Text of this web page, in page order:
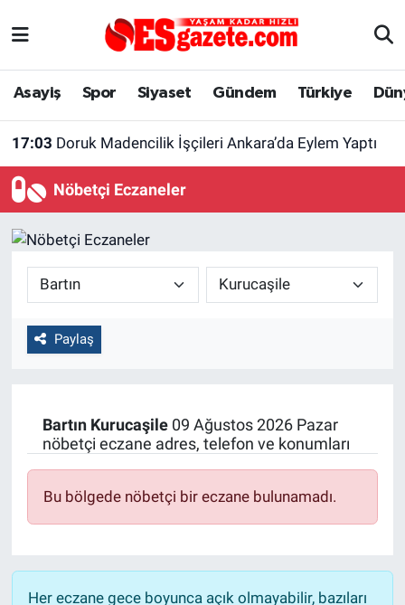
Asayiş Spor Siyaset Gündem Türkiye
17:03 Doruk Madencilik İşçileri Ankara’da Eylem Yaptı
Nöbetçi Eczaneler
Paylaş
Bartın Kurucaşile09 Ağustos 2026 Pazar
nöbetçi eczane adres, telefon ve konumları
Bu bölgede nöbetçi bir eczane bulunamadı.
Her eczane gece boyunca açık olmayabilir, bazıları
Asayiş
Türkiye
Dünya
Sağlık
Yaşam
Eskişehir Arşivi
Röportaj
Ekonomi
Politika
Kütahya
Gezi
Eskişehir Nöbetçi Eczaneler
Tüm Manşetler
Son Dakika Haberleri
Haber Arşivi